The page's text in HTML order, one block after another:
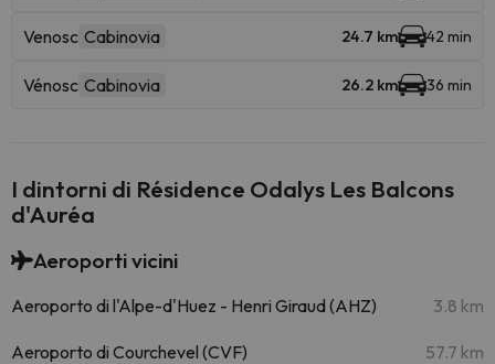
Venosc Cabinovia 24.7 km 42 min
Vénosc Cabinovia 26.2 km 36 min
I dintorni di Résidence Odalys Les Balcons
d'Auréa
Aeroporti vicini
Aeroporto di l'Alpe-d'Huez - Henri Giraud (AHZ) 3.8 km
Aeroporto di Courchevel (CVF) 57.7 km